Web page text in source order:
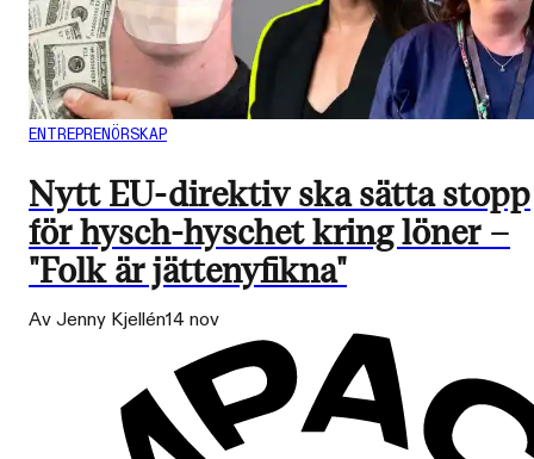
ENTREPRENÖRSKAP
Nytt EU-direktiv ska sätta stopp
för hysch-hyschet kring löner –
"Folk är jättenyfikna"
Av Jenny Kjellén14 nov